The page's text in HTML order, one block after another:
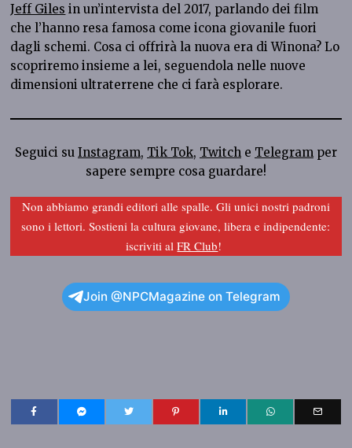
Jeff Giles in un’intervista del 2017, parlando dei film
che l’hanno resa famosa come icona giovanile fuori
dagli schemi. Cosa ci offrirà la nuova era di Winona? Lo
scopriremo insieme a lei, seguendola nelle nuove
dimensioni ultraterrene che ci farà esplorare.
Seguici su Instagram, Tik Tok, Twitch e Telegram per
sapere sempre cosa guardare!
Non abbiamo grandi editori alle spalle. Gli unici nostri padroni
sono i lettori. Sostieni la cultura giovane, libera e indipendente:
iscriviti alFR Club!
Join @NPCMagazine on Telegram